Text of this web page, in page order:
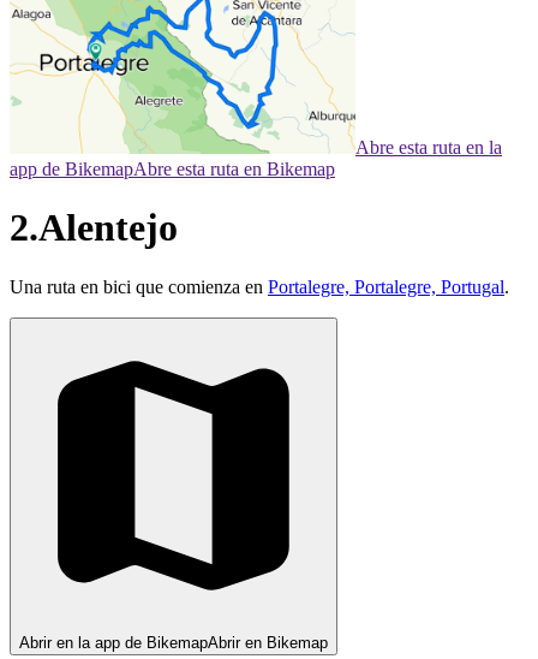
Abre esta ruta en la
app de BikemapAbre esta ruta en Bikemap
2.Alentejo
Una ruta en bici que comienza en Portalegre, Portalegre, Portugal.
Abrir en la app de BikemapAbrir en Bikemap